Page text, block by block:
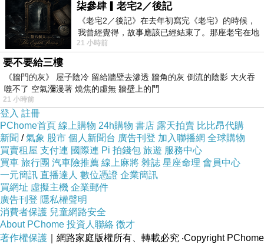
柒參肆▎老宅2／後記
《老宅2／後記》在去年初寫完《老宅》的時候，
我曾經覺得，故事應該已經結束了。那座老宅在地
震中倒塌，七個人終於離開那片黑暗，
21 小時前
要不要給三樓
《牆門的灰》 屋子陰冷 留給牆壁去滲透 牆角的灰 倒流的陰影 大火吞
噬不了 空氣瀰漫著 燒焦的虛無 牆壁上的門
21 小時前
登入 註冊
PChome首頁 線上購物 24h購物 書店 露天拍賣 比比昂代購
新聞 /氣象 股市 個人新聞台 廣告刊登 加入聯播網 全球購物
買賣租屋 支付連 國際連 Pi 拍錢包 旅遊 服務中心
買車 旅行團 汽車險推薦 線上麻將 雜誌 星座命理 會員中心
一元簡訊 直播達人 數位憑證 企業簡訊
買網址 虛擬主機 企業郵件
廣告刊登 隱私權聲明
消費者保護 兒童網路安全
About PChome 投資人聯絡 徵才
著作權保護 ｜網路家庭版權所有、轉載必究 ‧Copyright PChome